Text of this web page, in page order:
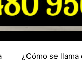
¿Cómo se